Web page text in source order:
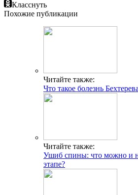
Класснуть
Похожие публикации
Читайте также:
Что такое болезнь
Читайте также:
Ушиб спины: что можно и
этапе?